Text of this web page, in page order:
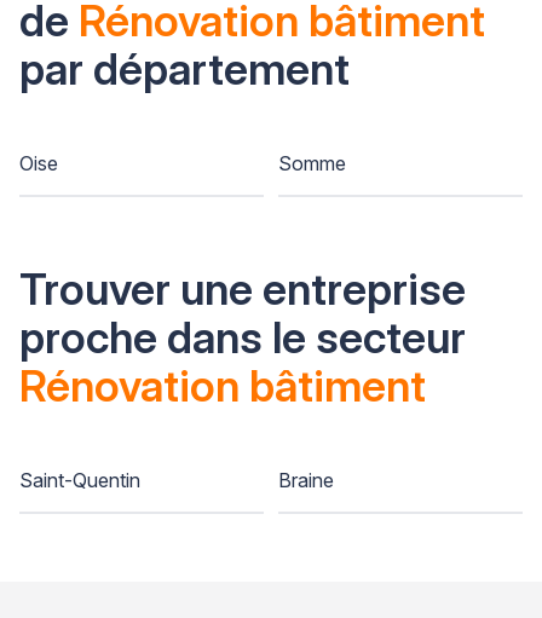
de Rénovation bâtiment
par département
Oise Somme
Trouver une entreprise
proche dans le secteur
Rénovation bâtiment
Saint-Quentin Braine